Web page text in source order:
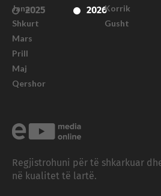
2025
2026
Janar
Shkurt
Mars
Prill
Maj
Qershor
Korrik
Gusht
Regjistrohuni për të shkarkuar
në kualitet të lartë.